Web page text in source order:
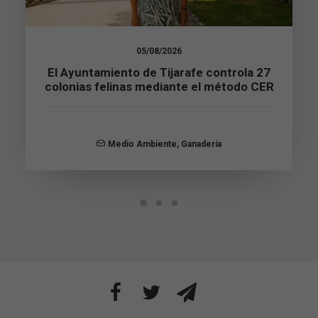
05/08/2026
El Ayuntamiento de Tijarafe controla 27
colonias felinas mediante el método CER
Medio Ambiente, Ganadería
de la web.
intereses y
comportamiento
posibilidad de